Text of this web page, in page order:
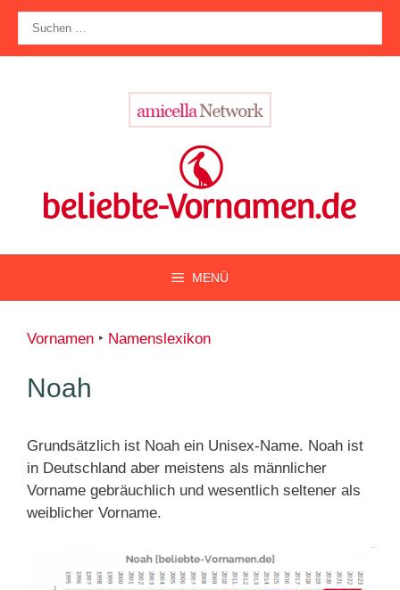
Zum
Inhalt
springen
nach:
MENÜ
Vornamen ‣ Namenslexikon
Noah
Grundsätzlich ist Noah ein Unisex-Name. Noah ist
in Deutschland aber meistens als männlicher
Vorname gebräuchlich und wesentlich seltener als
weiblicher Vorname.